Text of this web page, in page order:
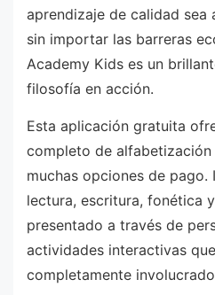
aprendizaje de calidad sea
sin importar las barreras
Academy Kids es un
filosofía en acción.
Esta aplicación gratuita
completo de
muchas opciones de
lectura, escritura, fonética
presentado a través de
actividades interactivas
completamente